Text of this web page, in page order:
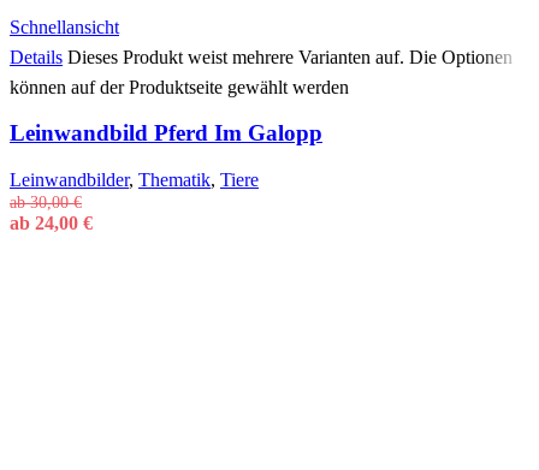
Schnellansicht
Details Dieses Produkt weist mehrere Varianten auf. Die Optionen
können auf der Produktseite gewählt werden
Leinwandbild Pferd Im Galopp
Leinwandbilder, Thematik, Tiere
ab30,00€
ab 24,00 €